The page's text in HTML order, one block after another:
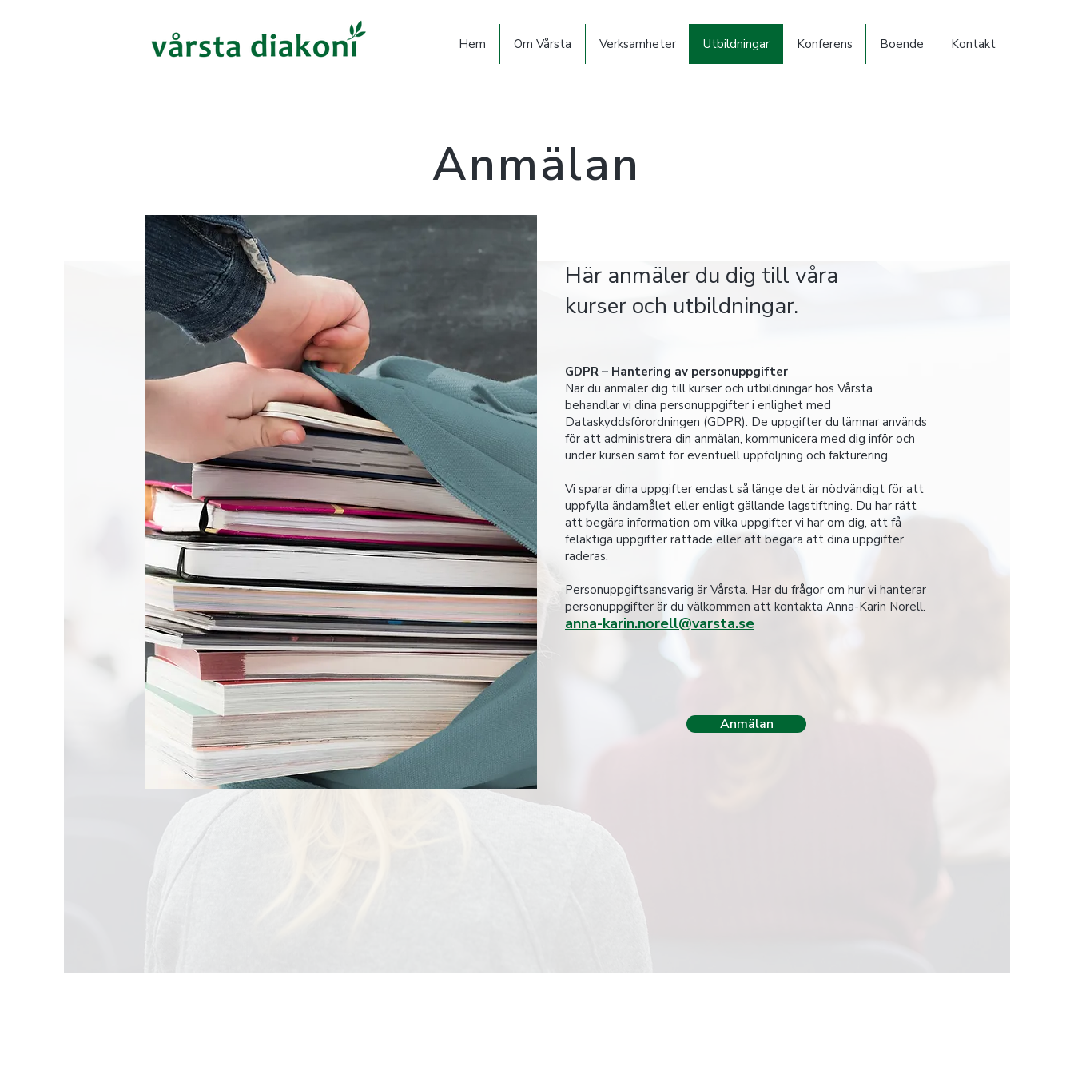
Hem Om Vårsta Verksamheter Utbildningar Konferens Boende Kontakt
Anmälan
Här anmäler du dig till våra
kurser och utbildningar.
GDPR – Hantering av personuppgifter
När du anmäler dig till kurser och utbildningar hos Vårsta
behandlar vi dina personuppgifter i enlighet med
Dataskyddsförordningen (GDPR). De uppgifter du lämnar används
för att administrera din anmälan, kommunicera med dig inför och
under kursen samt för eventuell uppföljning och fakturering.
Vi sparar dina uppgifter endast så länge det är nödvändigt för att
uppfylla ändamålet eller enligt gällande lagstiftning. Du har rätt
att begära information om vilka uppgifter vi har om dig, att få
felaktiga uppgifter rättade eller att begära att dina uppgifter
raderas.
Personuppgiftsansvarig är Vårsta. Har du frågor om hur vi hanterar
personuppgifter är du välkommen att kontakta Anna-Karin Norell.
anna-karin.norell@varsta.se
Anmälan